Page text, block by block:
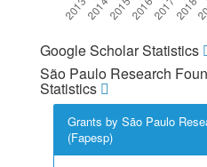
Google Scholar Statistics
São Paulo Research
Statistics
Grants by São Paulo
(Fapesp)